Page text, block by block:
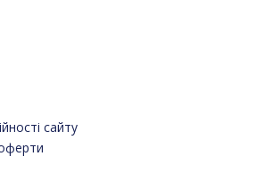
сайту